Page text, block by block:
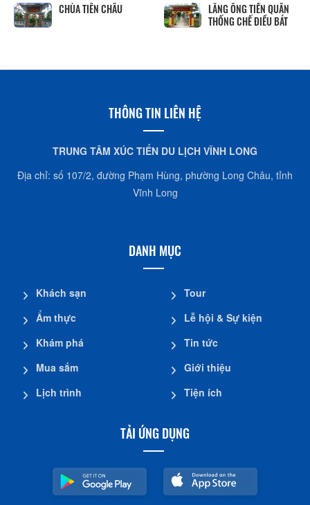
CHÙA TIÊN CHÂU
LĂNG ÔNG TIỀN QUÂN
THỐNG CHẾ ĐIỀU BÁT
THÔNG TIN LIÊN HỆ
TRUNG TÂM XÚC TIẾN DU LỊCH VĨNH LONG
Địa chỉ: số 107/2, đường Phạm Hùng, phường Long Châu, tỉnh
Vĩnh Long
DANH MỤC
Khách sạn
Ẩm thực
Khám phá
Mua sắm
Lịch trình
Tour
Lễ hội & Sự kiện
Tin tức
Giới thiệu
Tiện ích
TẢI ỨNG DỤNG